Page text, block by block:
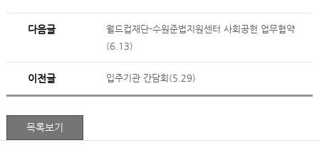
다음글
월드컵재단-수원준법지원센터 사회공헌 업무협약
(6.13)
이전글 입주기관 간담회(5.29)